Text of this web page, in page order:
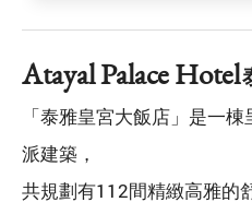
Atayal Palace Hotel
「泰雅皇宮大飯店」是一
派建築，
共規劃有112間精緻高雅的